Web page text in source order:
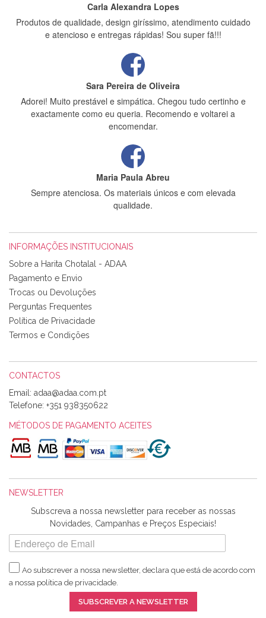
Carla Alexandra Lopes
Produtos de qualidade, design giríssimo, atendimento cuidado
e atencioso e entregas rápidas! Sou super fã!!!
Sara Pereira de Oliveira
Adorei! Muito prestável e simpática. Chegou tudo certinho e
exactamente como eu queria. Recomendo e voltarei a
encomendar.
Maria Paula Abreu
Sempre atenciosa. Os materiais únicos e com elevada
qualidade.
Tudo chegou em condições, pois os produtos vieram muito
bem acondicionados. Estou plenamente satisfeita com os
produtos adquiridos. Relativamente à bolsa, tem um tecido
com um padrão e cores muito bonitas e a execução está
perfeitíssima. Futuramente penso voltar a comprar na vossa
loja, têm excelentes artigos a um preço muito justo. A
Alexandra Morais
Olá boa Noite. Os meus tecidos chegaram hoje. Muito
obrigada pelo miminho que dá um jeitaço pras minhas linhas
de bordar e não sei o que pões nos tecidos, mas que cheiram
maravilhosamente ... cheiram! :) Muito Obrigada.
Harita a minha encomenda já chegou. :) Muito obrigada pela
rapidez no envio, pela qualidade dos materiais que me
enviaste e pela simpatia de sempre. :)
Catarina Amaro
5 estrelas. Gosto muito do serviço. A Harita Chotalal é muito
INFORMAÇÕES INSTITUCIONAIS
Sobre a Harita Chotalal - ADAA
Pagamento e Envio
Trocas ou Devoluções
Perguntas Frequentes
Política de Privacidade
Termos e Condições
CONTACTOS
Email:
Telefone: +351 938350622
MÉTODOS DE PAGAMENTO ACEITES
NEWSLETTER
Subscreva a nossa newsletter para receber as nossas
Novidades, Campanhas e Preços Especiais!
Ao subscrever a nossa newsletter, declara que está de acordo com
a nossa política de privacidade.
SUBSCREVER A NEWSLETTER